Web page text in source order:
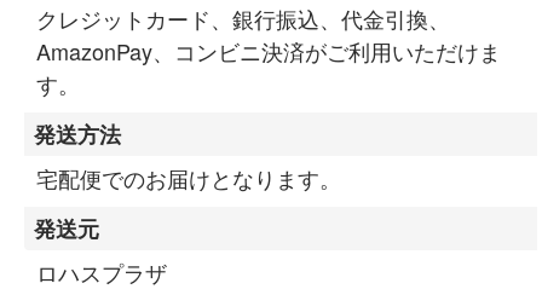
クレジットカード、銀行振込、代金引換、
AmazonPay、コンビニ決済がご利用いただけま
す。
発送方法
宅配便でのお届けとなります。
発送元
ロハスプラザ